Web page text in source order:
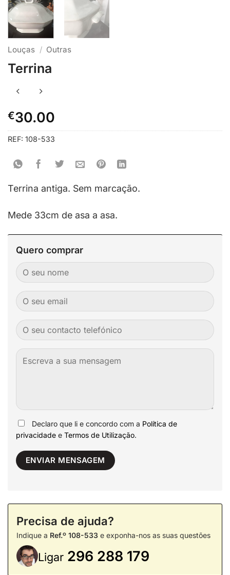
Louças / Outras
Terrina
€30.00
REF: 108-533
Terrina antiga. Sem marcação.
Mede 33cm de asa a asa.
Quero comprar
Declaro que li e concordo com a Política de
privacidade e Termos de Utilização.
Precisa de ajuda?
Indique a Ref.º 108-533 e exponha-nos as suas questões
Ligar 296 288 179